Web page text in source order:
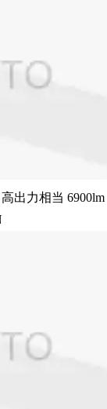
出力相当 6900lm